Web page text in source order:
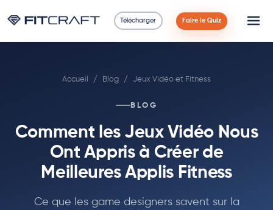
Télécharger Faire le Quiz
Exercices
Accueil / Blog / Jeux Vidéo et Fitness
BLOG
Comment les Jeux Vidéo Nous
Ont Appris à Créer de
Meilleures Applis Fitness
Ce que les game designers savent sur la